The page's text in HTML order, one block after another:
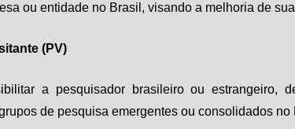
ou entidade no Brasil, visando a melhoria de
(PV)
a pesquisador brasileiro ou estrangeiro,
de pesquisa emergentes ou consolidados no